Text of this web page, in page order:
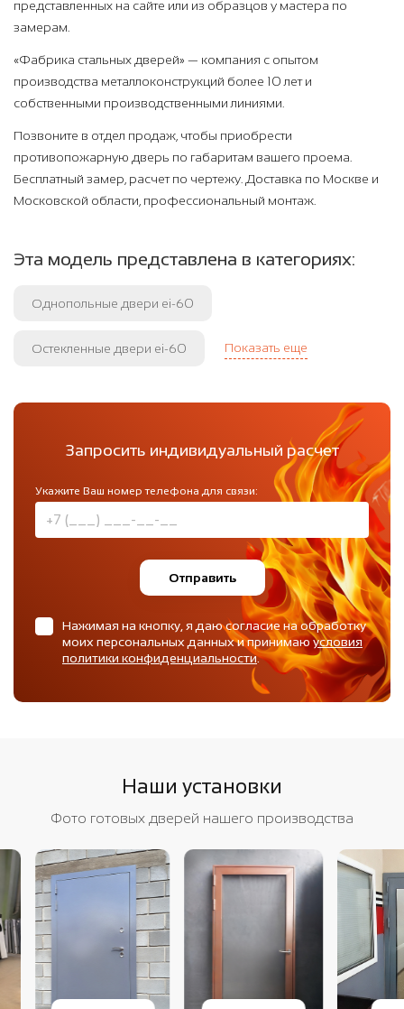
представленных на сайте или из образцов у мастера по
замерам.
«Фабрика стальных дверей» — компания с опытом
производства металлоконструкций более 10 лет и
собственными производственными линиями.
Позвоните в отдел продаж, чтобы приобрести
противопожарную дверь по габаритам вашего проема.
Бесплатный замер, расчет по чертежу. Доставка по Москве и
Московской области, профессиональный монтаж.
Эта модель представлена в категориях:
Однопольные двери ei-60
Остекленные двери ei-60 Показать еще
Запросить индивидуальный расчет
Укажите Ваш номер телефона для связи:
Отправить
Нажимая на кнопку, я даю согласие на обработку
моих персональных данных и принимаюусловия
политики конфиденциальности.
Наши установки
Фото готовых дверей нашего производства